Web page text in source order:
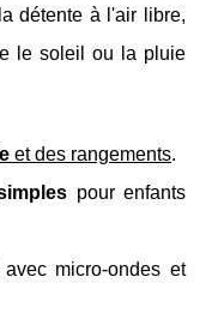
détente à l'air libre,
le soleil ou la pluie
et des rangements.
pour enfants
micro-ondes et